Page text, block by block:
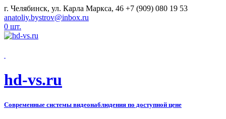
г. Челябинск, ул. Карла Маркса, 46 +7 (909) 080 19 53
anatoliy.bystrov@inbox.ru
0 шт.
hd-vs.ru
Современные системы видеонаблюдения по доступной цене